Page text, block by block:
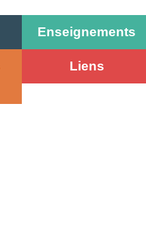
Enseignements
Liens